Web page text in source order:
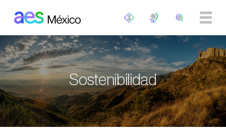
Sostenibilidad